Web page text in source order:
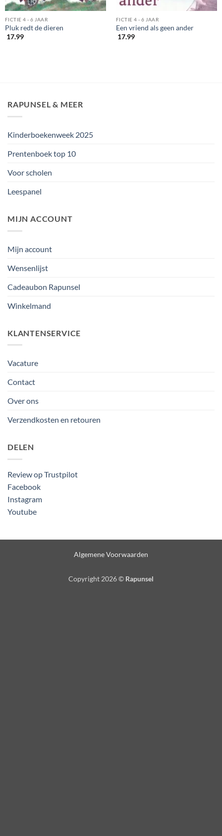
FICTIE 4 - 6 JAAR
Pluk redt de dieren
17.99
FICTIE 4 - 6 JAAR
Een vriend als geen ander
17.99
RAPUNSEL & MEER
Kinderboekenweek 2025
Prentenboek top 10
Voor scholen
Leespanel
MIJN ACCOUNT
Mijn account
Wensenlijst
Cadeaubon Rapunsel
Winkelmand
KLANTENSERVICE
Vacature
Contact
Over ons
Verzendkosten en retouren
DELEN
Review op Trustpilot
Facebook
Instagram
Youtube
Algemene Voorwaarden
Copyright 2026 © Rapunsel